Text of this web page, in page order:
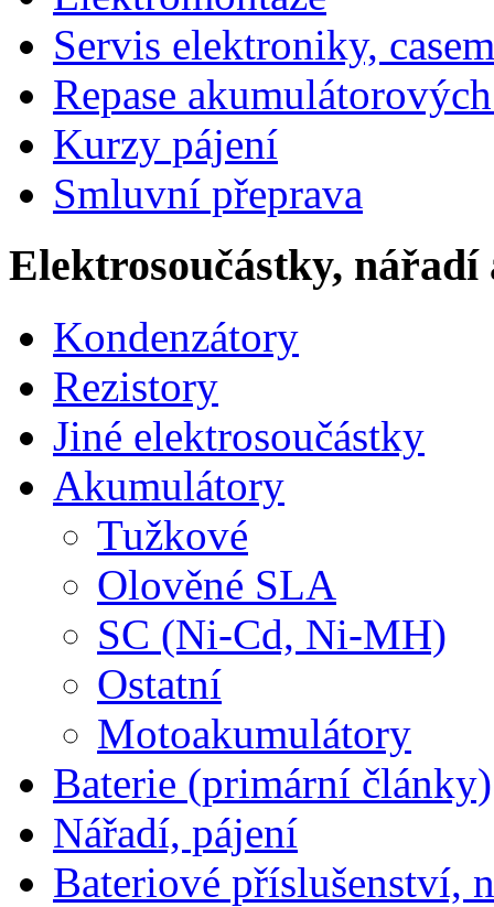
Servis elektroniky,
Repase
Kurzy pájení
Smluvní přeprava
Elektrosoučástky, nářadí
Kondenzátory
Rezistory
Jiné elektrosoučástky
Akumulátory
Tužkové
Olověné SLA
SC (Ni-Cd, Ni-MH)
Ostatní
Motoakumulátory
Baterie (primární články)
Nářadí, pájení
Bateriové příslušenství,